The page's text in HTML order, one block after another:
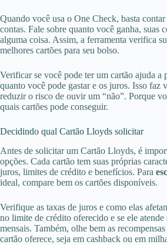
Quando você usa o One Check, basta
contas. Fale sobre quanto você ganha, suas
alguma coisa. Assim, a ferramenta verifica
melhores cartões para seu bolso.
Verificar se você pode ter um cartão ajuda a
quanto você pode gastar e os juros. Isso faz
reduzir o risco de ouvir um “não”. Porque
quais cartões pode conseguir.
Decidindo qual Cartão Lloyds solicitar
Antes de solicitar um Cartão Lloyds, é
opções. Cada cartão tem suas próprias
juros, limites de crédito e benefícios. Para
ideal, compare bem os cartões disponíveis.
Verifique as taxas de juros e como elas
no limite de crédito oferecido e se ele atende
mensais. Também, olhe bem as
cartão oferece, seja em cashback ou em